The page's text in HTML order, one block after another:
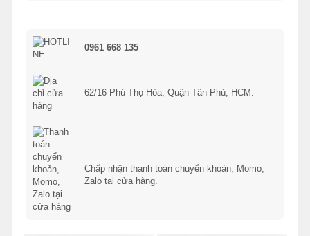
0961 668 135
62/16 Phú Thọ Hòa, Quận Tân Phú, HCM.
Chấp nhận thanh toán chuyển khoản, Momo,
Zalo tại cửa hàng.